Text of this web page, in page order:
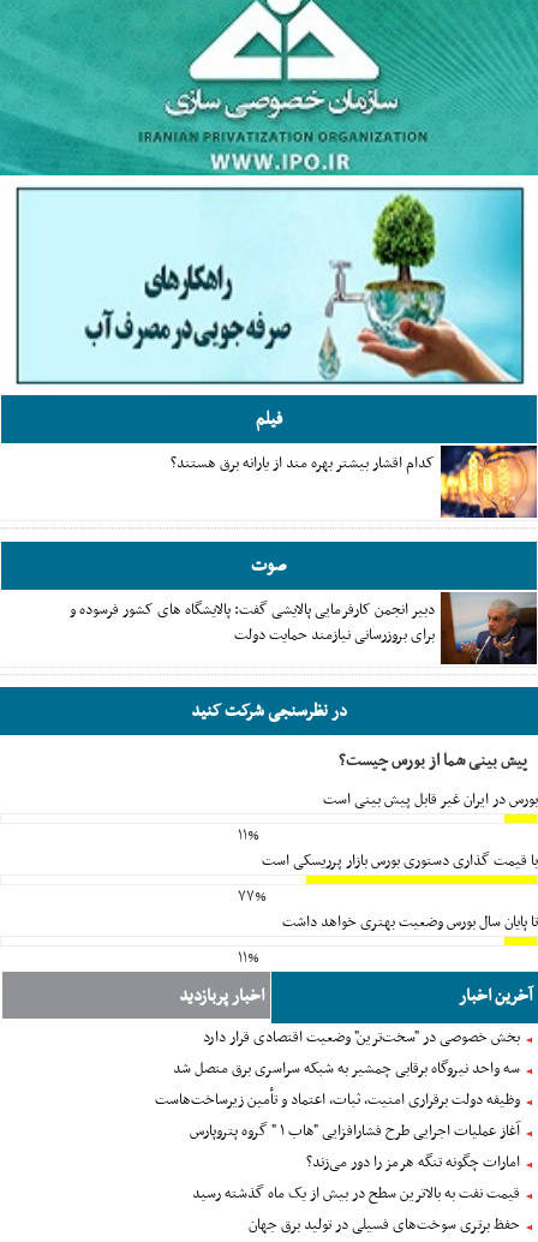
فیلم
کدام اقشار بیشتر بهره مند از یارانه برق هستند؟
صوت
دبیر انجمن کارفرمایی پالایشی گفت: پالایشگاه های کشور فرسوده و
برای بروزرسانی نیازمند حمایت دولت
در نظرسنجی شرکت کنید
پیش بینی شما از بورس چیست؟
بورس در ایران غیر قابل پیش بینی است
۱۱%
با قیمت گذاری دستوری بورس بازار پرریسکی است
۷۷%
تا پایان سال بورس وضعیت بهتری خواهد داشت
۱۱%
آخرین اخبار اخبار پربازدید
بخش خصوصی در "سخت‌ترین" وضعیت اقتصادی قرار دارد
سه واحد نیروگاه برقابی چمشیر به شبکه سراسری برق متصل شد
وظیفه دولت برقراری امنیت، ثبات، اعتماد و تأمین زیرساخت‌هاست
آغاز عملیات اجرایی طرح فشارافزایی "هاب ۱ " گروه پتروپارس
امارات چگونه تنگه هرمز را دور می‌زند؟
قیمت نفت به بالاترین سطح در بیش از یک ماه گذشته رسید
حفظ برتری سوخت‌های فسیلی در تولید برق جهان